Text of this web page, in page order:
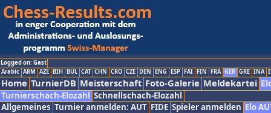
Logged on: Gast
Arabic ARM AZE BIH BUL CAT CHN CRO CZE DEN ENG ESP FAI FIN FRA GER GRE INA
Home TurnierDB Meisterschaft Foto-Galerie Meldekartei
Turnierschach-Elozahl Schnellschach-Elozahl
Allgemeines Turnier anmelden: AUT FIDE Spieler anmelden Elo